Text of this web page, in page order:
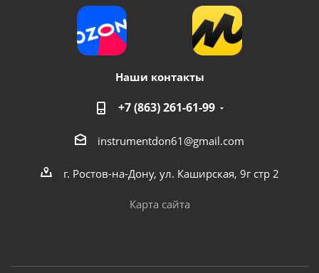
Наши контакты
+7 (863) 261-61-99
instrumentdon61@gmail.com
г. Ростов-на-Дону, ул. Каширская, 9г стр 2
Карта сайта